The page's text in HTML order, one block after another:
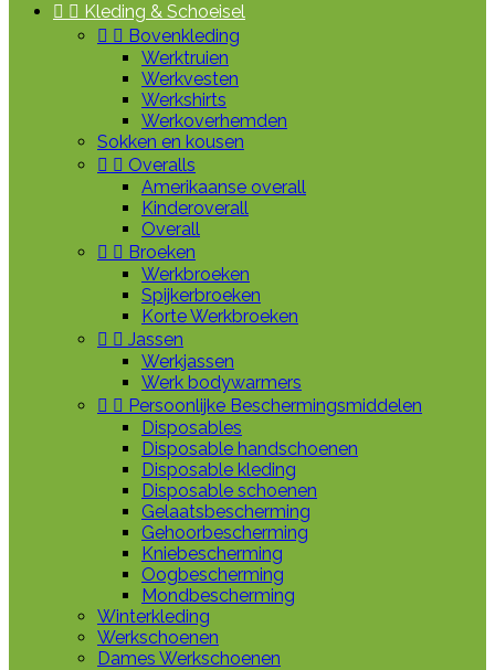
  Kleding & Schoeisel
  Bovenkleding
Werktruien
Werkvesten
Werkshirts
Werkoverhemden
Sokken en kousen
  Overalls
Amerikaanse overall
Kinderoverall
Overall
  Broeken
Werkbroeken
Spijkerbroeken
Korte Werkbroeken
  Jassen
Werkjassen
Werk bodywarmers
  Persoonlijke Beschermingsmiddelen
Disposables
Disposable handschoenen
Disposable kleding
Disposable schoenen
Gelaatsbescherming
Gehoorbescherming
Kniebescherming
Oogbescherming
Mondbescherming
Winterkleding
Werkschoenen
Dames Werkschoenen